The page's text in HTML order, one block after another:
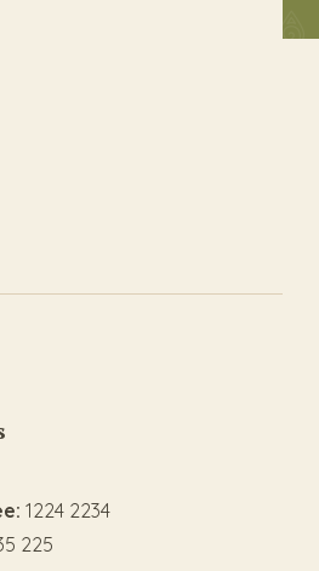
1224 2234
225